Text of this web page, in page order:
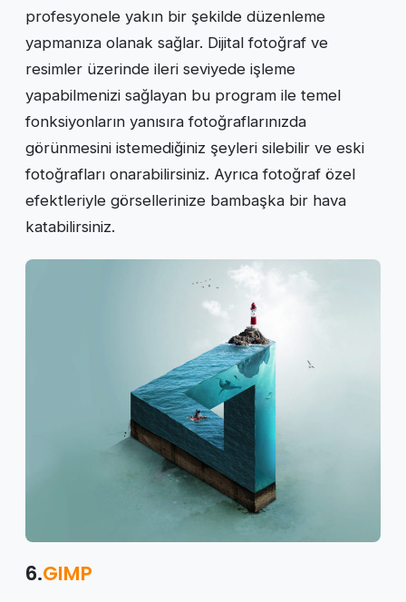
profesyonele yakın bir şekilde düzenleme
yapmanıza olanak sağlar. Dijital fotoğraf ve
resimler üzerinde ileri seviyede işleme
yapabilmenizi sağlayan bu program ile temel
fonksiyonların yanısıra fotoğraflarınızda
görünmesini istemediğiniz şeyleri silebilir ve eski
fotoğrafları onarabilirsiniz. Ayrıca fotoğraf özel
efektleriyle görsellerinize bambaşka bir hava
katabilirsiniz.
6.GIMP